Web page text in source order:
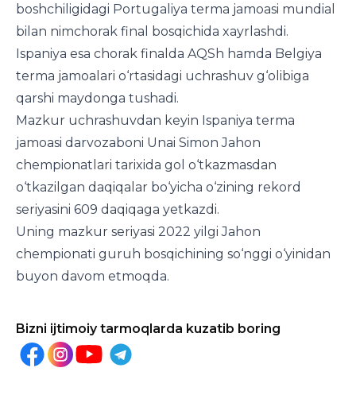
boshchiligidagi Portugaliya terma jamoasi mundial
bilan nimchorak final bosqichida xayrlashdi.
Ispaniya esa chorak finalda AQSh hamda Belgiya
terma jamoalari o‘rtasidagi uchrashuv g‘olibiga
qarshi maydonga tushadi.
Mazkur uchrashuvdan keyin Ispaniya terma
jamoasi darvozaboni Unai Simon Jahon
chempionatlari tarixida gol o‘tkazmasdan
o‘tkazilgan daqiqalar bo‘yicha o‘zining rekord
seriyasini 609 daqiqaga yetkazdi.
Uning mazkur seriyasi 2022 yilgi Jahon
chempionati guruh bosqichining so‘nggi o‘yinidan
buyon davom etmoqda.
Bizni ijtimoiy tarmoqlarda kuzatib boring